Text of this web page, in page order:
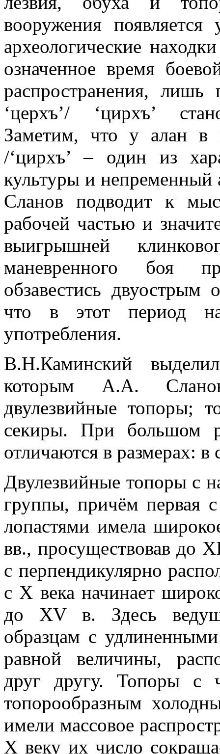
вооружения
археологические
означенное время
распространения,
‘церхъ’/ ‘цирхъ’
Заметим, что у алан в
/‘цирхъ’ – один из
культуры и
Сланов подводит к
рабочей частью и
выигрышней
маневренного боя
обзавестись
что в этот период
употребления.
В.Н.Каминский
которым А.А.
двулезвийные топоры;
секиры. При большом
отличаются в размерах:
Двулезвийные топоры с
группы, причём первая
лопастями имела
вв., просуществовав до
с перпендикулярно
с X века начинает
до XV в. Здесь
образцам с
равной величины,
друг другу. Топоры с
топорообразным
имели массовое
X веку их число